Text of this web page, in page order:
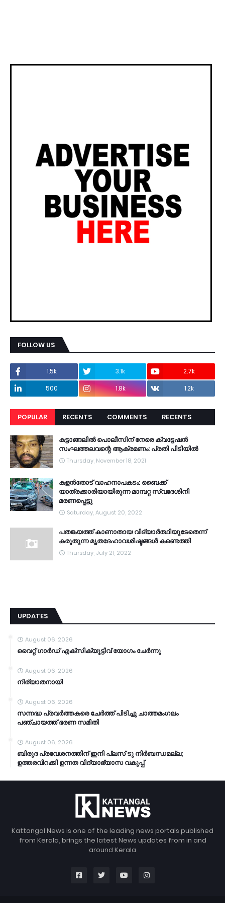
FOLLOW US
1.5k 3.1k
2.7k
500
1.8k 1.2k
POPULAR RECENTS COMMENTS RECENTS
കട്ടാങ്ങലിൽ പൊലീസിന് നേരെ ക്വട്ടേഷൻ
സംഘത്തലവന്റെ ആക്രമണം: പ്രതി പിടിയിൽ
Thursday, November 18, 2021
കളൻതോട് വാഹനാപകടം: ബൈക്ക്
യാത്രക്കാരിയായിരുന്ന മാമ്പറ്റ സ്വദേശിനി
മരണപ്പെട്ടു
Saturday, August 20, 2022
പതങ്കയത്ത് കാണാതായ വിദ്യാർത്ഥിയുടേതെന്ന്
കരുതുന്ന മൃതദേഹാവശിഷ്ടങ്ങൾ കണ്ടെത്തി
Thursday, July 21, 2022
UPDATES
August 06, 2026
വൈറ്റ് ഗാർഡ് എക്സിക്യൂട്ടിവ് യോഗം ചേർന്നു
August 06, 2026
നിര്യാതനായി
August 06, 2026
സന്നദ്ധ പ്രവർത്തകരെ ചേർത്ത് പിടിച്ചു ചാത്തമംഗലം
പഞ്ചായത്ത്‌ ഭരണ സമിതി
August 06, 2026
ബിരുദ പ്രവേശനത്തിന് ഇനി പ്ലസ് ടു നിർബന്ധമല്ല;
ഉത്തരവിറക്കി ഉന്നത വിദ്യാഭ്യാസ വകുപ്പ്
Kattangal News is one of the leading news portals published
from Kerala, brings the latest News updates from in and
around Kerala